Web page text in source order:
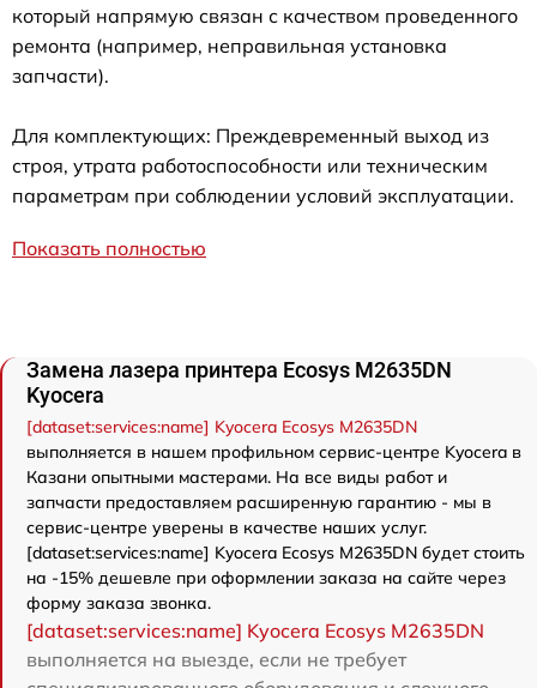
который напрямую связан с качеством проведенного
ремонта (например, неправильная установка
запчасти).
Для комплектующих: Преждевременный выход из
строя, утрата работоспособности или техническим
параметрам при соблюдении условий эксплуатации.
Показать полностью
Замена лазера принтера Ecosys M2635DN
Kyocera
[dataset:services:name] Kyocera Ecosys M2635DN
выполняется в нашем профильном сервис-центре Kyocera в
Казани опытными мастерами. На все виды работ и
запчасти предоставляем расширенную гарантию - мы в
сервис-центре уверены в качестве наших услуг.
[dataset:services:name] Kyocera Ecosys M2635DN будет стоить
на -15% дешевле при оформлении заказа на сайте через
форму заказа звонка.
[dataset:services:name] Kyocera Ecosys M2635DN
выполняется на выезде, если не требует